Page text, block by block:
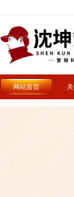
网站首页